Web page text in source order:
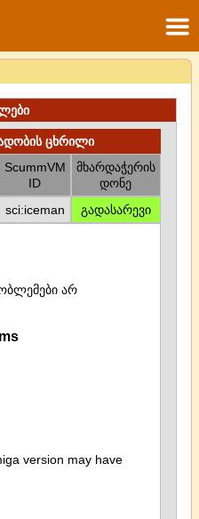
ცხრილი
ScummVM
ID
მხარდაჭერის
დონე
sci:iceman გადასარევი
არ
version may have